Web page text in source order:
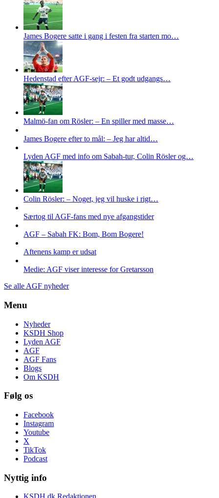
James Bogere satte i gang i festen fra starten mo…
Hedenstad efter AGF-sejr: – Et godt udgangs…
Malmö-fan om Rösler: – En spiller med masse…
James Bogere efter to mål: – Jeg har altid…
Lyden AGF med info om Sabah-tur, Colin Rösler og…
Colin Rösler: – Noget, jeg vil huske i rigt…
Særtog til AGF-fans med nye afgangstider
AGF – Sabah FK: Bom, Bom Bogere!
Aftenens kamp er udsat
Medie: AGF viser interesse for Gretarsson
Se alle AGF nyheder
Menu
Nyheder
KSDH Shop
Lyden AGF
AGF
AGF Fans
Blogs
Om KSDH
Følg os
Facebook
Instagram
Youtube
X
TikTok
Podcast
Nyttig info